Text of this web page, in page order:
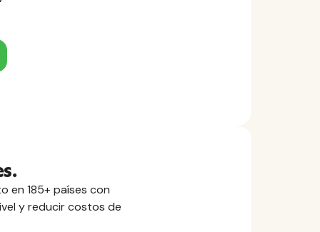
en 185+ países con
y reducir costos de